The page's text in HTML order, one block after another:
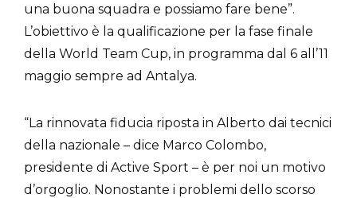
una buona squadra e possiamo fare bene”.
L’obiettivo è la qualificazione per la fase finale
della World Team Cup, in programma dal 6 all’11
maggio sempre ad Antalya.
“La rinnovata fiducia riposta in Alberto dai tecnici
della nazionale – dice Marco Colombo,
presidente di Active Sport – è per noi un motivo
d’orgoglio. Nonostante i problemi dello scorso